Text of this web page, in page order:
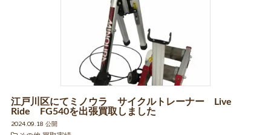
江戸川区にてミノウラ サイクルトレーナー Live
Ride FG540を出張買取しました
2024.09.18 公開